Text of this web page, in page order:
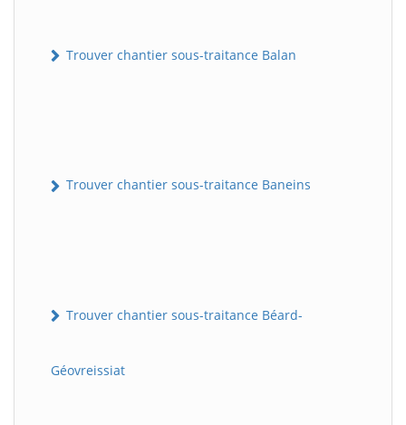
Trouver chantier sous-traitance Balan
Trouver chantier sous-traitance Baneins
Trouver chantier sous-traitance Béard-
Géovreissiat